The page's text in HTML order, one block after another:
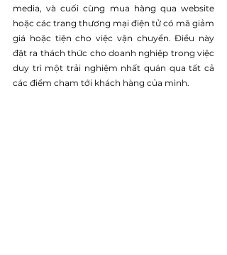
media, và cuối cùng mua hàng qua website
hoặc các trang thương mại điện tử có mã giảm
giá hoặc tiện cho việc vận chuyển. Điều này
đặt ra thách thức cho doanh nghiệp trong việc
duy trì một trải nghiệm nhất quán qua tất cả
các điểm chạm tới khách hàng của mình.